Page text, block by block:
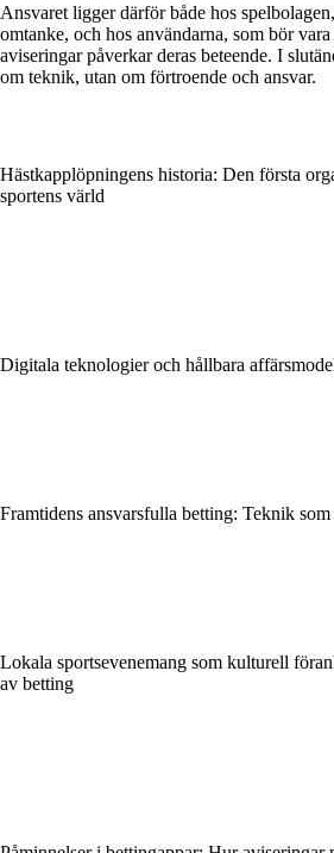
Ansvaret ligger därför både hos
omtanke, och hos användarna, som bör
aviseringar påverkar deras beteende. I
om teknik, utan om förtroende och ansvar.
Hästkapplöpningens historia: Den första
sportens värld
Digitala teknologier och hållbara
Framtidens ansvarsfulla betting: Teknik
Lokala sportsevenemang som kulturell
av betting